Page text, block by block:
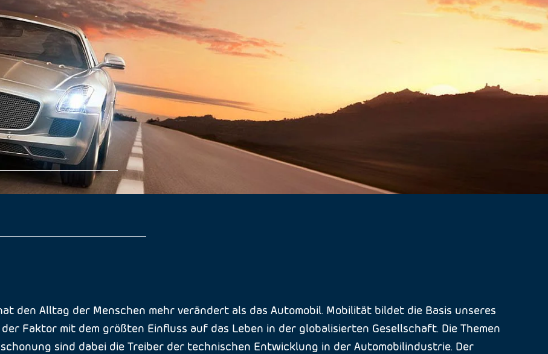
den Alltag der Menschen mehr verändert als das Automobil. Mobilität bildet die Basis unseres
Faktor mit dem größten Einfluss auf das Leben in der globalisierten Gesellschaft. Die Themen
sind dabei die Treiber der technischen Entwicklung in der Automobilindustrie. Der